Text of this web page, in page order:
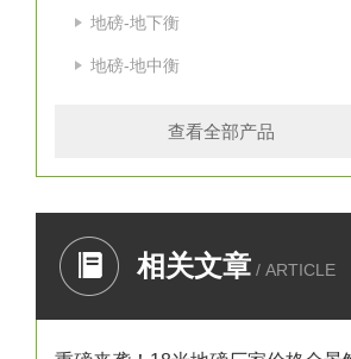
地磅-地下衡
地磅-地中衡
查看全部产品
相关文章 / ARTICLE